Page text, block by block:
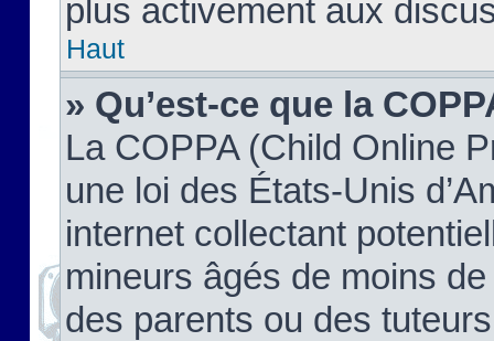
plus activement aux
Haut
» Qu’est-ce que la
La COPPA (Child Online
une loi des États-Unis
internet collectant
mineurs âgés de moins
des parents ou des